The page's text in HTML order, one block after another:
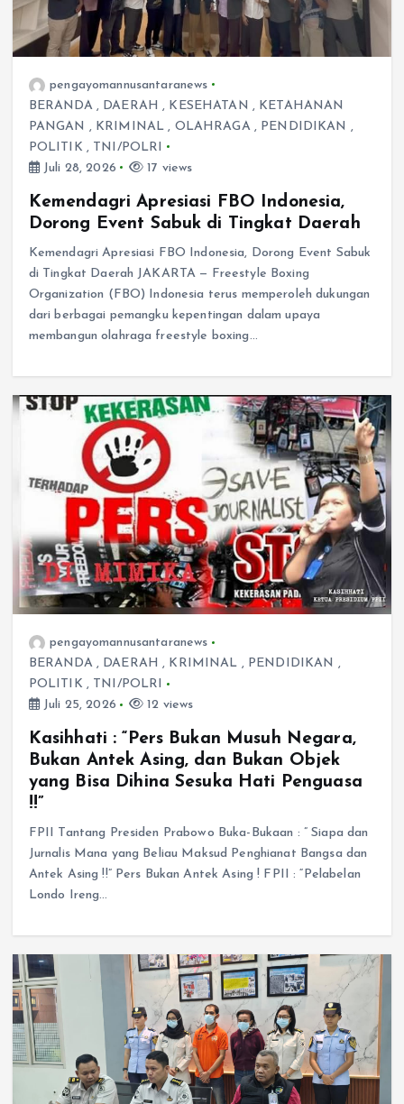
pengayomannusantaranews
BERANDA, DAERAH , KESEHATAN , KETAHANAN
PANGAN , KRIMINAL , OLAHRAGA, PENDIDIKAN ,
POLITIK , TNI/POLRI
Juli 28, 2026
17 views
Kemendagri Apresiasi FBO Indonesia,
Dorong Event Sabuk di Tingkat Daerah
Kemendagri Apresiasi FBO Indonesia, Dorong Event Sabuk
di Tingkat Daerah JAKARTA — Freestyle Boxing
Organization (FBO) Indonesia terus memperoleh dukungan
dari berbagai pemangku kepentingan dalam upaya
membangun olahraga freestyle boxing…
pengayomannusantaranews
BERANDA, DAERAH , KRIMINAL , PENDIDIKAN ,
POLITIK , TNI/POLRI
Juli 25, 2026
12 views
Kasihhati : “Pers Bukan Musuh Negara,
Bukan Antek Asing, dan Bukan Objek
yang Bisa Dihina Sesuka Hati Penguasa
!!”
FPII Tantang Presiden Prabowo Buka-Bukaan : ” Siapa dan
Jurnalis Mana yang Beliau Maksud Penghianat Bangsa dan
Antek Asing !!” Pers Bukan Antek Asing ! FPII : “Pelabelan
Londo Ireng…